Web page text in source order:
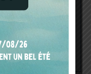
autre usage que pour
ni échangées.